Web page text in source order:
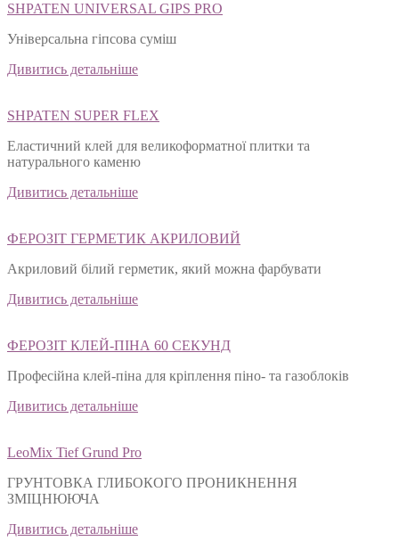
SHPATEN UNIVERSAL GIPS PRO
Універсальна гіпсова суміш
Дивитись детальніше
SHPATEN SUPER FLEX
Еластичний клей для великоформатної плитки та
натурального каменю
Дивитись детальніше
ФЕРОЗІТ ГЕРМЕТИК АКРИЛОВИЙ
Акриловий білий герметик, який можна фарбувати
Дивитись детальніше
ФЕРОЗІТ КЛЕЙ-ПІНА 60 СЕКУНД
Професійна клей-піна для кріплення піно- та газоблоків
Дивитись детальніше
LeoMix Tief Grund Pro
ГРУНТОВКА ГЛИБОКОГО ПРОНИКНЕННЯ
ЗМІЦНЮЮЧА
Дивитись детальніше